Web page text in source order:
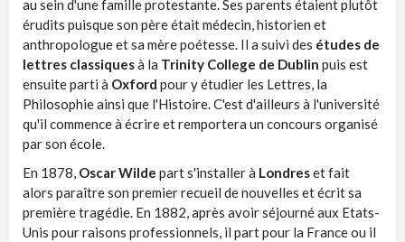
au sein d'une famille protestante. Ses parents étaient plutôt
érudits puisque son père était médecin, historien et
anthropologue et sa mère poétesse. Il a suivi des études de
lettres classiquesà la Trinity College de Dublin puis est
ensuite parti à Oxford pour y étudier les Lettres, la
Philosophie ainsi que l'Histoire. C'est d'ailleurs à l'université
qu'il commence à écrire et remportera un concours organisé
par son école.
En 1878, Oscar Wilde part s'installer à Londreset fait
alors paraître son premier recueil de nouvelles et écrit sa
première tragédie. En 1882, après avoir séjourné aux Etats-
Unis pour raisons professionnels, il part pour la France ou il